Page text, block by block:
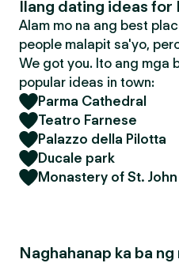
Ilang dating ideas for
Alam mo na ang best
people malapit sa'yo,
We got you. Ito ang mga
popular ideas in town:
Parma Cathedral
Teatro Farnese
Palazzo della Pilotta
Ducale park
Monastery of St.
Naghahanap ka ba